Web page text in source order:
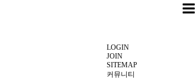
LOGIN
JOIN
SITEMAP
커뮤니티